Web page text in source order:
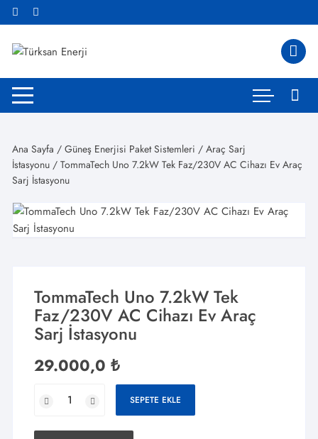
Skip
to
content
Ana Sayfa /Güneş Enerjisi Paket Sistemleri /Araç Sarj
İstasyonu / TommaTech Uno 7.2kW Tek Faz/230V AC Cihazı Ev Araç
Sarj İstasyonu
TommaTech Uno 7.2kW Tek
Faz/230V AC Cihazı Ev Araç
Sarj İstasyonu
29.000,0₺
Uno
SEPETE EKLE